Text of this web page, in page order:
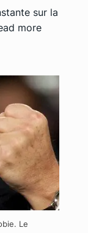
sur la
more
Le